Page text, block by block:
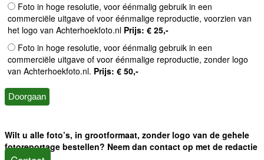
Foto in hoge resolutie, voor éénmalig gebruik in een
commerciële uitgave of voor éénmalige reproductie, voorzien van
het logo van Achterhoekfoto.nl Prijs: € 25,-
Foto in hoge resolutie, voor éénmalig gebruik in een
commerciële uitgave of voor éénmalige reproductie, zonder logo
van Achterhoekfoto.nl. Prijs: € 50,-
Wilt u alle foto’s, in grootformaat, zonder logo van de gehele
fotoreportage bestellen? Neem dan contact op met de redactie